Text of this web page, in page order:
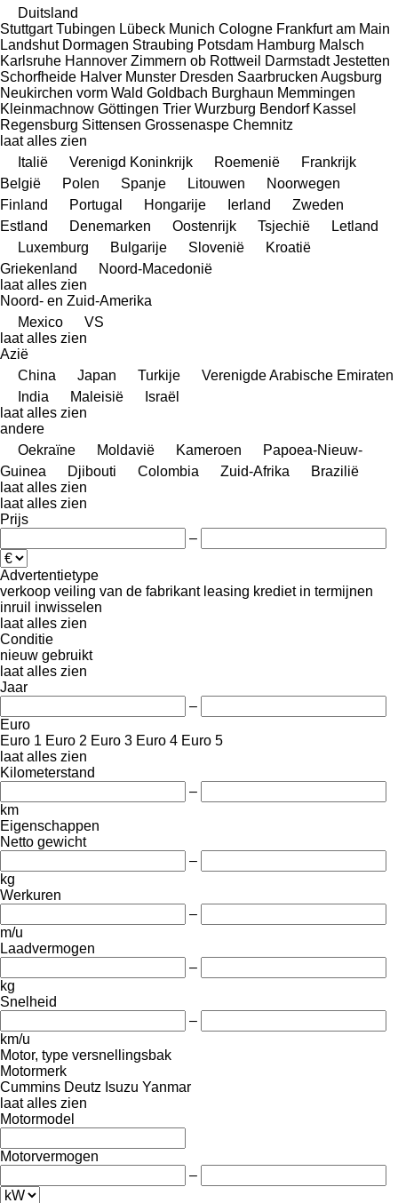
Duitsland
Stuttgart Tubingen Lübeck Munich Cologne Frankfurt am Main
Landshut Dormagen Straubing Potsdam Hamburg Malsch
Karlsruhe Hannover Zimmern ob Rottweil Darmstadt Jestetten
Schorfheide Halver Munster Dresden Saarbrucken Augsburg
Neukirchen vorm Wald Goldbach Burghaun Memmingen
Kleinmachnow Göttingen Trier Wurzburg Bendorf Kassel
Regensburg Sittensen Grossenaspe Chemnitz
laat alles zien
Italië
Verenigd Koninkrijk Roemenië
Frankrijk
België
Polen Spanje Litouwen
Noorwegen
Finland
Portugal Hongarije Ierland
Zweden
Estland
Denemarken Oostenrijk Tsjechië
Letland
Luxemburg
Bulgarije Slovenië
Kroatië
Griekenland
Noord-Macedonië
laat alles zien
Noord- en Zuid-Amerika
Mexico
VS
laat alles zien
Azië
China
Japan Turkije
Verenigde Arabische Emiraten
India
Maleisië
Israël
laat alles zien
andere
Oekraïne
Moldavië Kameroen
Papoea-Nieuw-
Guinea
Djibouti Colombia Zuid-Afrika
Brazilië
laat alles zien
laat alles zien
Prijs
–
Advertentietype
verkoop veiling van de fabrikant leasing krediet in termijnen
inruil inwisselen
laat alles zien
Conditie
nieuw gebruikt
laat alles zien
Jaar
–
Euro
Euro 1 Euro 2 Euro 3 Euro 4 Euro 5
laat alles zien
Kilometerstand
–
km
Eigenschappen
Netto gewicht
–
kg
Werkuren
–
m/u
Laadvermogen
–
kg
Snelheid
–
km/u
Motor, type versnellingsbak
Motormerk
Cummins Deutz Isuzu Yanmar
laat alles zien
Motormodel
Motorvermogen
–